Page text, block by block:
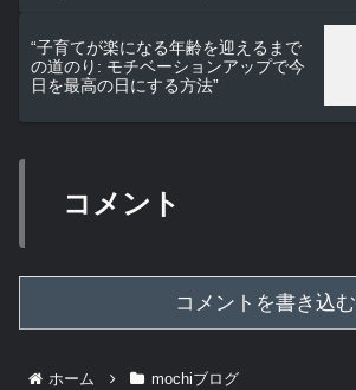
“子育てが楽になる年齢を迎えるまで
の道のり: モチベーションアップで今
日を最高の日にする方法”
コメント
コメントを書き込む
ホーム mochiブログ